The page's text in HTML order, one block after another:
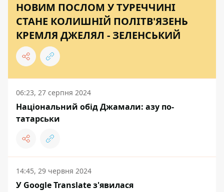
НОВИМ ПОСЛОМ У ТУРЕЧЧИНІ
СТАНЕ КОЛИШНІЙ ПОЛІТВ'ЯЗЕНЬ
КРЕМЛЯ ДЖЕЛЯЛ - ЗЕЛЕНСЬКИЙ
06:23, 27 серпня 2024
Національний обід Джамали: азу по-
татарськи
14:45, 29 червня 2024
У Google Translate з'явилася